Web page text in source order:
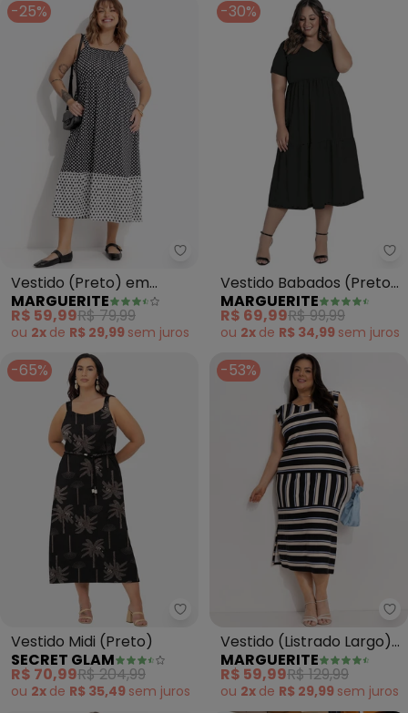
-25%
Marguerite - Vestido (Preto)
Vestido (Preto) em
Malha Fria
MARGUERITE
R$ 59,99R$ 79,99
ou 2x de R$ 29,99 sem juros
-30%
Vestido Babados (Preto)
Plus Size
MARGUERITE
R$ 69,99R$ 99,99
ou 2x de R$ 34,99 sem juros
-65%
Secret Glam - Vestido Midi
Vestido Midi (Preto)
SECRET GLAM
R$ 70,99R$ 204,99
ou 2x de R$ 35,49 sem juros
-53%
Vestido (Listrado Largo)
em Malha de Viscose
MARGUERITE
R$ 59,99R$ 129,99
ou 2x de R$ 29,99 sem juros